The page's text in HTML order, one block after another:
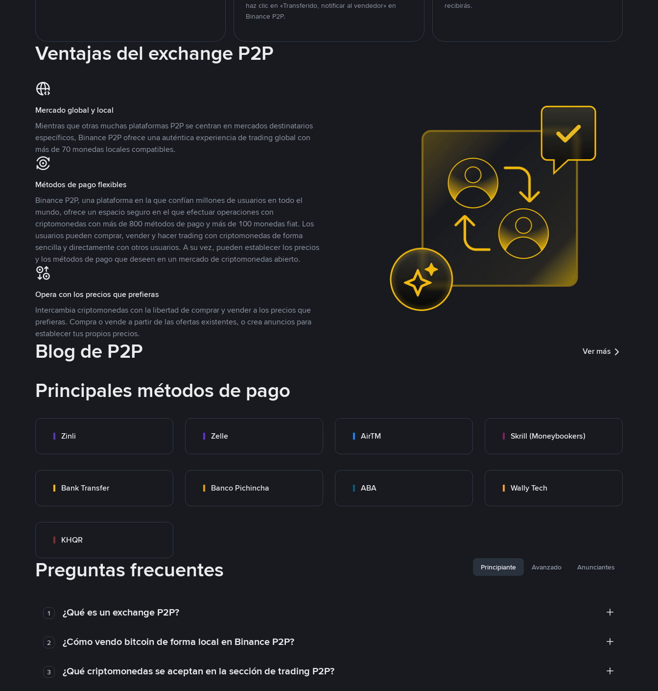
haz clic en «Transferido, notificar al vendedor» en
Binance P2P.
recibirás.
Ventajas del exchange P2P
Mercado global y local
Mientras que otras muchas plataformas P2P se centran en mercados destinatarios
específicos, Binance P2P ofrece una auténtica experiencia de trading global con
más de 70 monedas locales compatibles.
Métodos de pago flexibles
Binance P2P, una plataforma en la que confían millones de usuarios en todo el
mundo, ofrece un espacio seguro en el que efectuar operaciones con
criptomonedas con más de 800 métodos de pago y más de 100 monedas fiat. Los
usuarios pueden comprar, vender y hacer trading con criptomonedas de forma
sencilla y directamente con otros usuarios. A su vez, pueden establecer los precios
y los métodos de pago que deseen en un mercado de criptomonedas abierto.
Opera con los precios que prefieras
Intercambia criptomonedas con la libertad de comprar y vender a los precios que
prefieras. Compra o vende a partir de las ofertas existentes, o crea anuncios para
establecer tus propios precios.
Blog de P2P Ver más
Principales métodos de pago
Zinli Zelle AirTM Skrill (Moneybookers)
Bank Transfer Banco Pichincha ABA Wally Tech
KHQR
Preguntas frecuentes Principiante Avanzado Anunciantes
1 ¿Qué es un exchange P2P?
2 ¿Cómo vendo bitcoin de forma local en Binance P2P?
3 ¿Qué criptomonedas se aceptan en la sección de trading P2P?